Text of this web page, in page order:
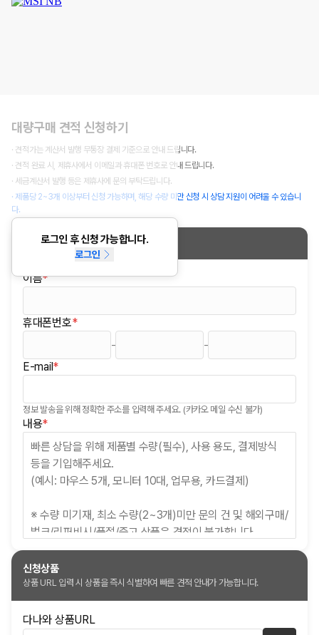
로그인 후 신청 가능합니다.
로그인
대량구매 견적 신청하기
· 견적가는 계산서 발행 무통장 결제 기준으로 안내 드립니다.
· 견적 완료 시, 제휴사에서 이메일과 휴대폰 번호로 안내 드립니다.
· 세금계산서 발행 등은 제휴사에 문의 부탁드립니다.
· 제품당 2~3개 이상부터 신청 가능하며, 해당 수량 미만 신청 시 상담 지원이 어려울 수 있습니
다.
신청정보
이름*
(필수)
휴대폰번호*
(필수)
- -
E-mail*
(필수)
정보 발송을 위해 정확한 주소를 입력해 주세요. (카카오 메일 수신 불가)
내용*(필수)
신청상품
상품 URL 입력 시 상품을 즉시 식별하여 빠른 견적 안내가 가능합니다.
다나와 상품URL